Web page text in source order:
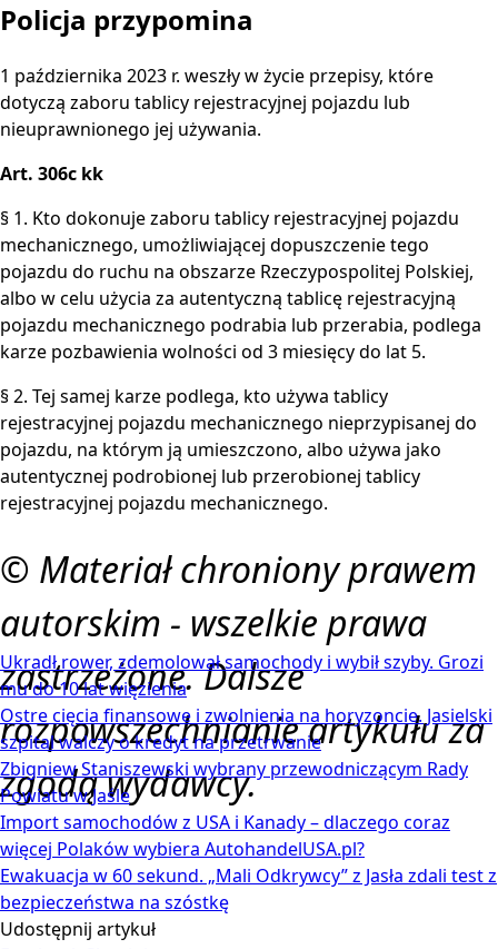
Policja przypomina
1 października 2023 r. weszły w życie przepisy, które
dotyczą zaboru tablicy rejestracyjnej pojazdu lub
nieuprawnionego jej używania.
Art. 306c kk
§ 1. Kto dokonuje zaboru tablicy rejestracyjnej pojazdu
mechanicznego, umożliwiającej dopuszczenie tego
pojazdu do ruchu na obszarze Rzeczypospolitej Polskiej,
albo w celu użycia za autentyczną tablicę rejestracyjną
pojazdu mechanicznego podrabia lub przerabia, podlega
karze pozbawienia wolności od 3 miesięcy do lat 5.
§ 2. Tej samej karze podlega, kto używa tablicy
rejestracyjnej pojazdu mechanicznego nieprzypisanej do
pojazdu, na którym ją umieszczono, albo używa jako
autentycznej podrobionej lub przerobionej tablicy
rejestracyjnej pojazdu mechanicznego.
© Materiał chroniony prawem
autorskim - wszelkie prawa
zastrzeżone. Dalsze
rozpowszechnianie artykułu za
zgodą wydawcy.
Ukradł rower, zdemolował samochody i wybił szyby. Grozi
mu do 10 lat więzienia
Ostre cięcia finansowe i zwolnienia na horyzoncie. Jasielski
szpital walczy o kredyt na przetrwanie
Zbigniew Staniszewski wybrany przewodniczącym Rady
Powiatu w Jaśle
Import samochodów z USA i Kanady – dlaczego coraz
więcej Polaków wybiera AutohandelUSA.pl?
Ewakuacja w 60 sekund. „Mali Odkrywcy” z Jasła zdali test z
bezpieczeństwa na szóstkę
Udostępnij artykuł